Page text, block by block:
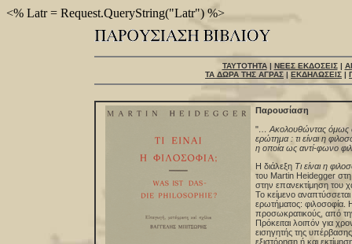
<% Latr = Request.QueryString("Latr") %>
ΤΑΥΤΟΤΗΤΑ| ΝΕΕΣ ΕΚΔΟΣΕΙΣ|
ΤΑ ΔΩΡΑ ΤΗΣ ΑΓΡΑΣ | ΕΚΔΗΛΩΣΕΙΣ |
Παρουσίαση
" … Ακολουθώντας όμως
ερώτημα : τι είναι η
η οποία ως αντί-φωνο
Η διάλεξη Τι είναι η
του Martin Heidegger
στην επανεκτίμηση του
Το κείμενο
ερωτήματος: φιλοσοφία.
προσωκρατικούς, από
Πρόκειται λοιπόν για
εισηγητής της
εξιστόρηση ή και